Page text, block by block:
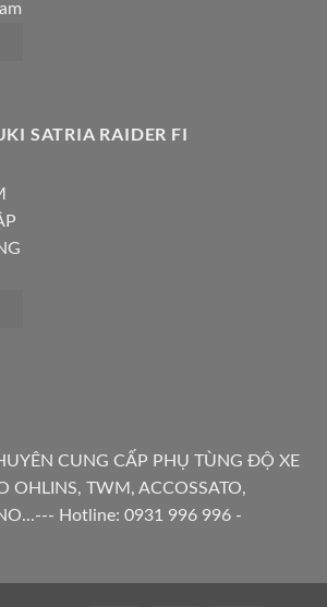
SATRIA RAIDER FI
CUNG CẤP PHỤ TÙNG ĐỘ XE
OHLINS, TWM, ACCOSSATO,
Hotline: 0931 996 996 -